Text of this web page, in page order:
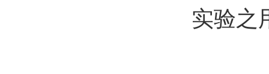
实验之